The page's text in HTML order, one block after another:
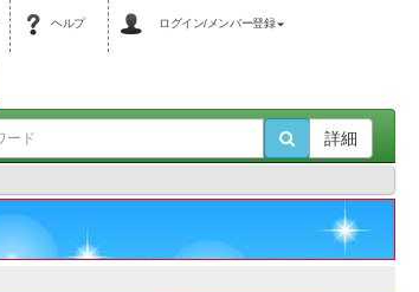
ヘルプ ログイン/メンバー登録
詳細